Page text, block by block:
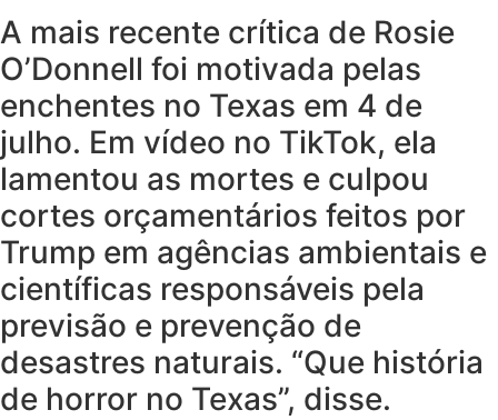
A mais recente crítica de Rosie
O’Donnell foi motivada pelas
enchentes no Texas em 4 de
julho. Em vídeo no TikTok, ela
lamentou as mortes e culpou
cortes orçamentários feitos por
Trump em agências ambientais e
científicas responsáveis pela
previsão e prevenção de
desastres naturais. “Que história
de horror no Texas”, disse.